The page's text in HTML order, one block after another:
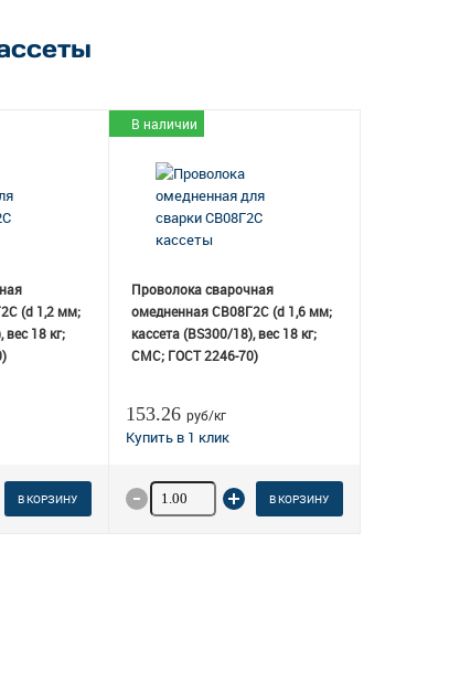
(d 1,2 мм;
вес 18 кг;
В КОРЗИНУ
В наличии
Проволока сварочная
омедненная СВ08Г2С (d 1,6 мм;
кассета (BS300/18), вес 18 кг;
СМС; ГОСТ 2246-70)
153.26 руб/кг
Количество товараВ КОРЗИНУ